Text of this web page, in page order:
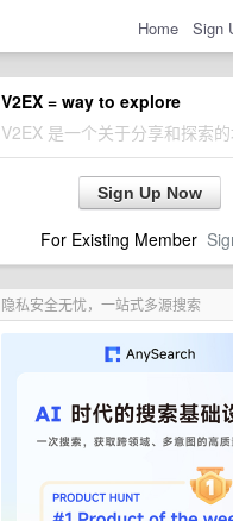
Home Sign
V2EX = way to explore
V2EX 是一个关于分享和探索
Sign Up Now
For Existing Member
隐私安全无忧，一站式多源搜索